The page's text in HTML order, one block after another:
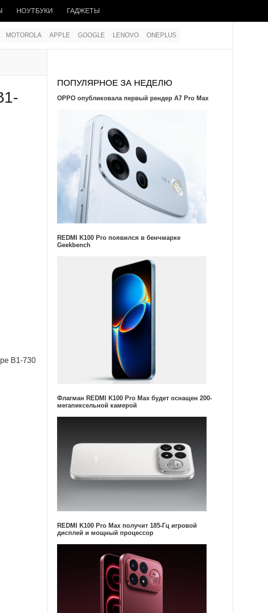
НОУТБУКИ ГАДЖЕТЫ
MOTOROLA APPLE GOOGLE LENOVO ONEPLUS
B1-730
ПОПУЛЯРНОЕ ЗА НЕДЕЛЮ
OPPO опубликовала первый рендер A7 Pro Max
REDMI K100 Pro появился в бенчмарке
Geekbench
Флагман REDMI K100 Pro Max будет оснащен 200-
мегапиксельной камерой
REDMI K100 Pro Max получит 185-Гц игровой
дисплей и мощный процессор